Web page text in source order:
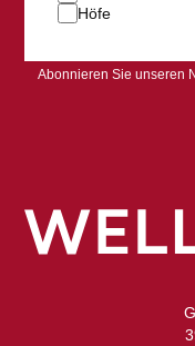
Höfe
Abonnieren Sie unseren